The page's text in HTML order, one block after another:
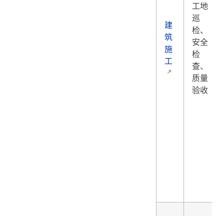
建
筑
施
工
工地
巡
检、
安全
检
查、
质量
验收